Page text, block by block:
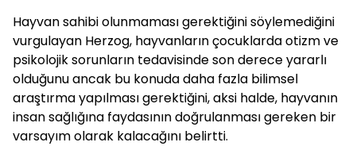
Hayvan sahibi olunmaması gerektiğini söylemediğini
vurgulayan Herzog, hayvanların çocuklarda otizm ve
psikolojik sorunların tedavisinde son derece yararlı
olduğunu ancak bu konuda daha fazla bilimsel
araştırma yapılması gerektiğini, aksi halde, hayvanın
insan sağlığına faydasının doğrulanması gereken bir
varsayım olarak kalacağını belirtti.